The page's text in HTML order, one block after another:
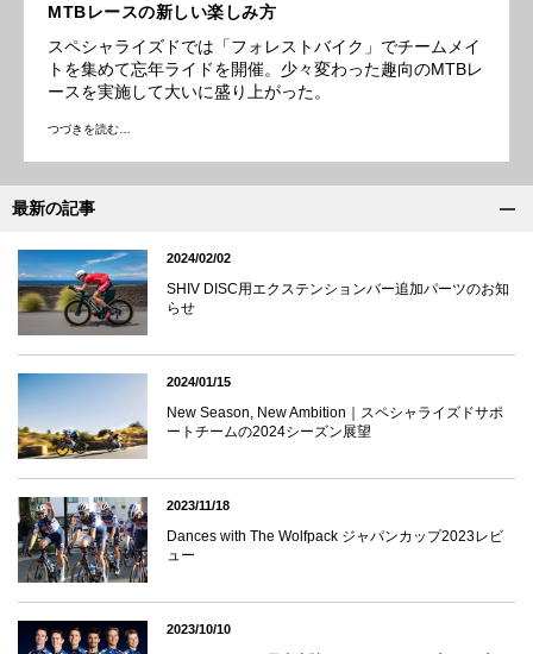
MTBレースの新しい楽しみ方
スペシャライズドでは「フォレストバイク」でチームメイ
トを集めて忘年ライドを開催。少々変わった趣向のMTBレ
ースを実施して大いに盛り上がった。
つづきを読む…
最新の記事
2024/02/02
SHIV DISC用エクステンションバー追加パーツのお知
らせ
2024/01/15
New Season, New Ambition｜スペシャライズドサポ
ートチームの2024シーズン展望
2023/11/18
Dances with The Wolfpack ジャパンカップ2023レビ
ュー
2023/10/10